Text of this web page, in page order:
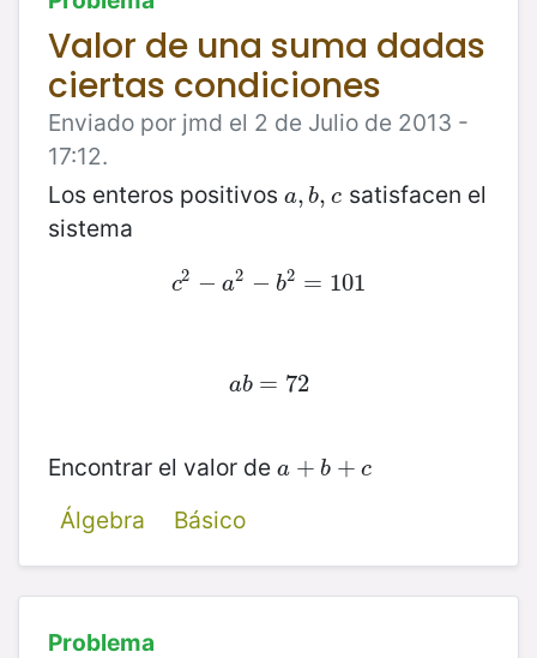
Valor de una suma dadas
ciertas condiciones
Enviado por jmd el 2 de Julio de 2013 -
17:12.
Los enteros positivos a, b, c
a,b,c satisfacen el
sistema
c2 − a2 − b2 = 101
c 2−a2− b2 =101
ab = 72
ab=72
Encontrar el valor de a + b + c
a +b + c
Álgebra
Básico
Problema